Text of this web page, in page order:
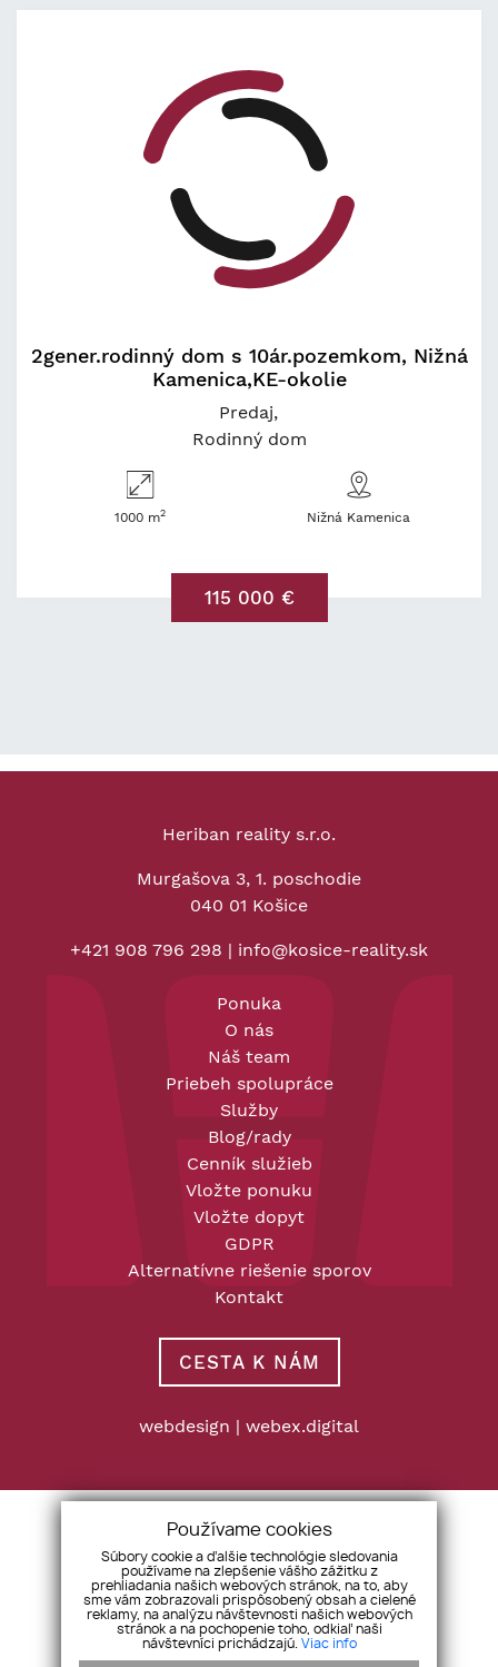
2gener.rodinný dom s 10ár.pozemkom, Nižná
Kamenica,KE-okolie
Predaj
Rodinný dom
1000 m2 Nižná Kamenica
115 000 €
Heriban reality s.r.o.
Murgašova 3, 1. poschodie
040 01 Košice
+421 908 796 298 | info@kosice-reality.sk
Ponuka
O nás
Náš team
Priebeh spolupráce
Služby
Blog/rady
Cenník služieb
Vložte ponuku
Vložte dopyt
GDPR
Alternatívne riešenie sporov
Kontakt
CESTA K NÁM
webdesign | webex.digital
Používame cookies
Súbory cookie a ďalšie technológie sledovania
používame na zlepšenie vášho zážitku z
prehliadania našich webových stránok, na to, aby
sme vám zobrazovali prispôsobený obsah a cielené
reklamy, na analýzu návštevnosti našich webových
stránok a na pochopenie toho, odkiaľ naši
návštevníci prichádzajú. Viac info